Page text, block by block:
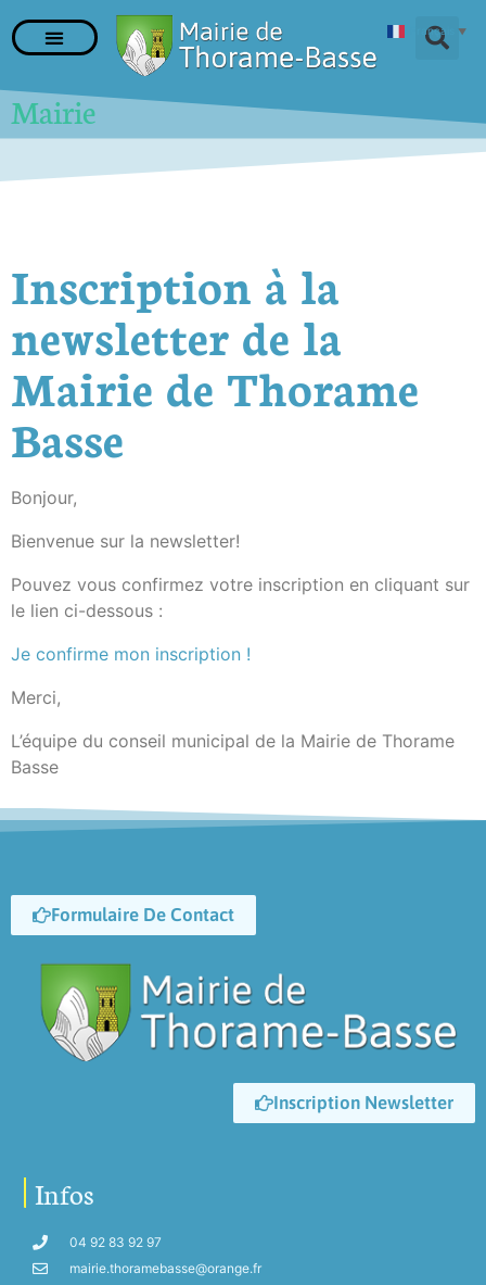
Mairie
Inscription à la
newsletter de la
Mairie de Thorame
Basse
Bonjour,
Bienvenue sur la newsletter!
Pouvez vous confirmez votre inscription en cliquant sur
le lien ci-dessous :
Je confirme mon inscription !
Merci,
L’équipe du conseil municipal de la Mairie de Thorame
Basse
Formulaire De Contact
Inscription Newsletter
Infos
04 92 83 92 97
mairie.thoramebasse@orange.fr
Français ▼